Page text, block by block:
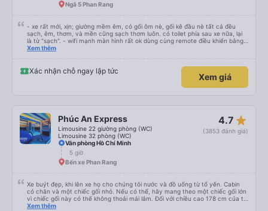
Ngã 5 Phan Rang
- xe rất mới, xịn; giường mềm êm, có gối ôm nè, gối kê đầu nè tất cả đều
sạch, êm, thơm, và mền cũng sạch thơm luôn. có toilet phía sau xe nữa, lại
là từ "sạch". - wifi mạnh màn hình rất ok dùng cùng remote điều khiển bằng
giọng nói rất mượt khi xem youtube và netflix đc cài sẵn. đáng giá tiền nhen.
đi đều đúng giờ, bên cạnh là nhân viên phát loa thông báo chuyến xe rất là
chi tiết và tận tình, lịch sự chứ ko nạt nộ hay to tiếng khó chịu khi khách hỏi
Xem thêm
Xác nhận chỗ ngay lập tức
Xem giá
Phúc An Express
Limousine 22 giường phòng (WC)
Limousine 32 phòng (WC)
4.7 star_rate
(3853 đánh giá)
Văn phòng Hồ Chí Minh
5 giờ
Bến xe Phan Rang
Xe buýt đẹp, khi lên xe họ cho chúng tôi nước và đồ uống từ tổ yến. Cabin
có chăn và một chiếc gối nhỏ. Nếu có thể, hãy mang theo một chiếc gối lớn
vì chiếc gối này có thể không thoải mái lắm. Đối với chiều cao 178 cm của tôi
thì không có đủ không gian về chiều dài. Tôi chọn khởi hành từ văn phòng ở
Xem thêm